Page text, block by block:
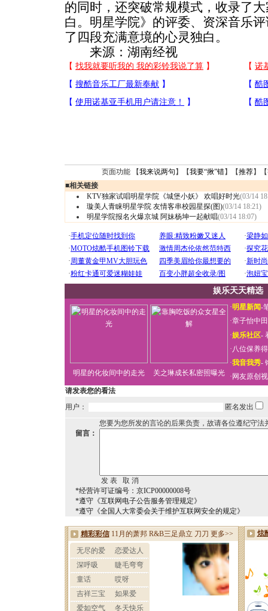
的同时，还突破常规模式，收录了
白。明星学院》的评委、资深音乐
了四段充满意境的心灵独白。
来源：湖南经视
页面功能 【我来说两句 】【我要“揪”错】【推荐】
■相关链接
KTV独家试唱明星学院《城堡小妖》 欢唱好时光(03/14
璇美人青睐明星学院 友情客串校园星探(图)(03/14 18:21)
明星学院报名火爆京城 阿妹杨坤一起献唱(03/14 18:07)
娱乐天天精选
明星的化妆间中的走光 关之琳成长私密照曝光
·明星新闻-
·章子怡中
·娱乐社区-
·八位保养
·我音我秀-
· 网友原创
请发表您的看法
用户：
匿名发出
您要为您所发的言论的后果负责，故请各位遵纪守法
留言：
*经营许可证编号：京ICP00000008号
*遵守《互联网电子公告服务管理规定》
*遵守《全国人大常委会关于维护互联网安全的规定》